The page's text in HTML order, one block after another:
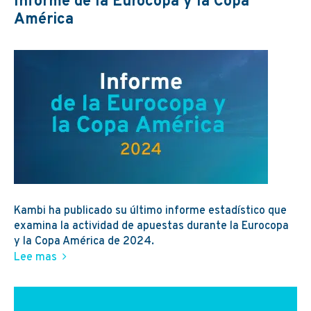
América
Kambi ha publicado su último informe estadístico que
examina la actividad de apuestas durante la Eurocopa
y la Copa América de 2024.
Lee mas